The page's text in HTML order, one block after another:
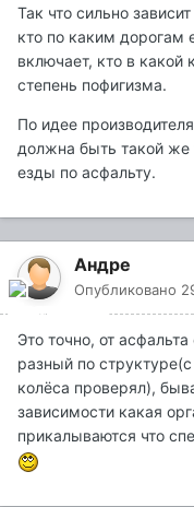
Так что сильно
кто по каким дорогам
включает, кто в какой
степень пофигизма.
По идее
должна быть такой же
езды по асфальту.
Андре
Опубликовано
Это точно, от
разный по
колёса проверял),
зависимости какая
прикалываются что